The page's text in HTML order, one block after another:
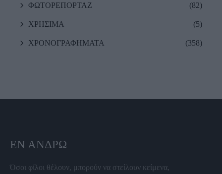
ΦΩΤΟΡΕΠΟΡΤΑΖ (82)
ΧΡΗΣΙΜΑ (5)
ΧΡΟΝΟΓΡΑΦΗΜΑΤΑ (358)
ΕΝ ΆΝΔΡΩ
Όσοι φίλοι θέλουν, μπορούν να στείλουν κείμενα,